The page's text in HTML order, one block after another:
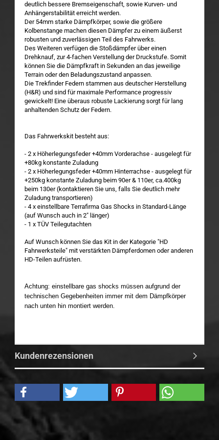
deutlich bessere Bremseigenschaft, sowie Kurven- und
Anhängerstabilität erreicht werden.
Der 54mm starke Dämpfkörper, sowie die größere
Kolbenstange machen diesen Dämpfer zu einem äußerst
robusten und zuverlässigen Teil des Fahrwerks.
Des Weiteren verfügen die Stoßdämpfer über einen
Drehknauf, zur 4-fachen Verstellung der Druckstufe. Somit
können Sie die Dämpfkraft in Sekunden an das jeweilige
Terrain oder den Beladungszustand anpassen.
Die Trekfinder Federn stammen aus deutscher Herstellung
(H&R) und sind für maximale Performance progressiv
gewickelt! Eine überaus robuste Lackierung sorgt für lang
anhaltenden Schutz der Federn.
Das Fahrwerkskit besteht aus:
- 2 x Höherlegungsfeder +40mm Vorderachse - ausgelegt für
+80kg konstante Zuladung
- 2 x Höherlegungsfeder +40mm Hinterrachse - ausgelegt für
+250kg konstante Zuladung beim 90er & 110er, ca.400kg
beim 130er (kontaktieren Sie uns, falls Sie deutlich mehr
Zuladung transportieren)
- 4 x einstellbare Terrafirma Gas Shocks in Standard-Länge
(auf Wunsch auch in 2" länger)
- 1 x TÜV Teilegutachten
Auf Wunsch können Sie das Kit in der Kategorie "HD
Fahrwerksteile" mit verstärkten Dämpferdomen oder anderen
HD-Teilen aufrüsten.
Achtung: einstellbare gas shocks müssen aufgrund der
technischen Gegebenheiten immer mit dem Dämpfkörper
nach unten hin montiert werden.
Kundenrezensionen